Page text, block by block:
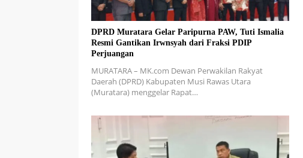
DPRD Muratara Gelar Paripurna PAW, Tuti Ismalia
Resmi Gantikan Irwnsyah dari Fraksi PDIP
Perjuangan
MURATARA – MK.com Dewan Perwakilan Rakyat
Daerah (DPRD) Kabupaten Musi Rawas Utara
(Muratara) menggelar Rapat…